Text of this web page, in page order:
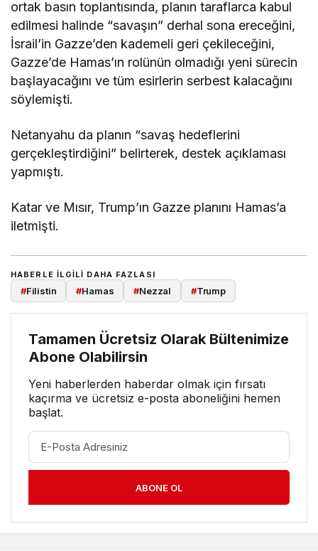
ortak basın toplantısında, planın taraflarca kabul
edilmesi halinde “savaşın” derhal sona ereceğini,
İsrail’in Gazze’den kademeli geri çekileceğini,
Gazze’de Hamas’ın rolünün olmadığı yeni sürecin
başlayacağını ve tüm esirlerin serbest kalacağını
söylemişti.
Netanyahu da planın “savaş hedeflerini
gerçekleştirdiğini” belirterek, destek açıklaması
yapmıştı.
Katar ve Mısır, Trump’ın Gazze planını Hamas’a
iletmişti.
HABERLE ILGILI DAHA FAZLASI
#Filistin #Hamas #Nezzal #Trump
Tamamen Ücretsiz Olarak Bültenimize
Abone Olabilirsin
Yeni haberlerden haberdar olmak için fırsatı
kaçırma ve ücretsiz e-posta aboneliğini hemen
başlat.
ABONE OL